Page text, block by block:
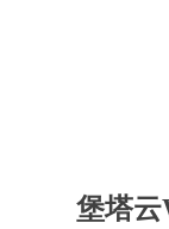
堡塔云